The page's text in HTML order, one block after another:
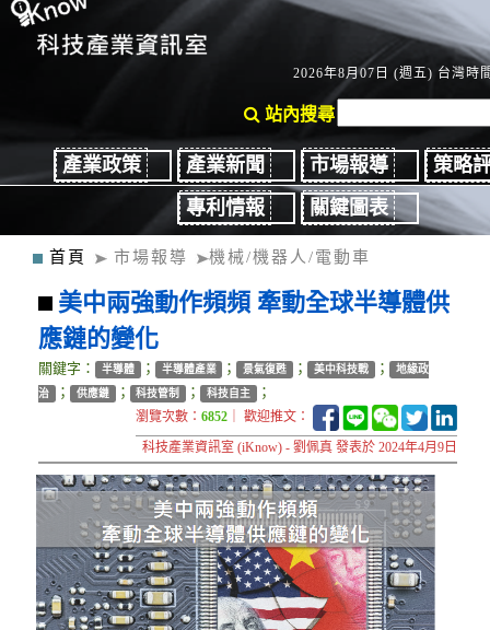
2026年8月07日 (週五) 台灣時
站內搜尋
產業政策 產業新聞 市場報導
策略
專利情報
關鍵圖表
首頁 市場報導 機械/機器人/電動車
美中兩強動作頻頻 牽動全球半導體供
應鏈的變化
關鍵字： 半導體 ； 半導體產業 ； 景氣復甦 ； 美中科技戰 ；
地緣政
治 ； 供應鏈 ； 科技管制 ； 科技自主 ；
瀏覽次數：6852 ｜ 歡迎推文：
科技產業資訊室 (iKnow) - 劉佩真 發表於 2024年4月9日